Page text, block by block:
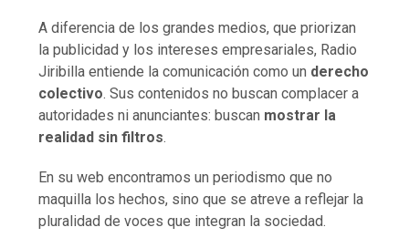
A diferencia de los grandes medios, que priorizan
la publicidad y los intereses empresariales, Radio
Jiribilla entiende la comunicación como un derecho
colectivo. Sus contenidos no buscan complacer a
autoridades ni anunciantes: buscan mostrar la
realidad sin filtros.
En su web encontramos un periodismo que no
maquilla los hechos, sino que se atreve a reflejar la
pluralidad de voces que integran la sociedad.